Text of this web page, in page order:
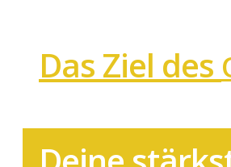
Das Ziel des